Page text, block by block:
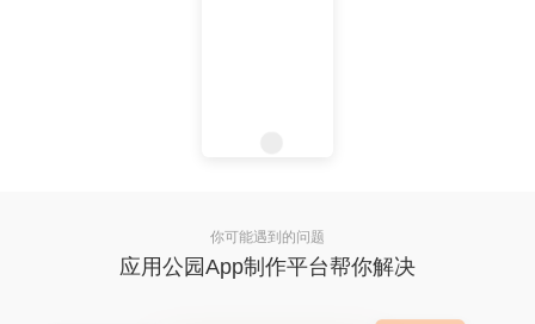
你可能遇到的问题
应用公园App制作平台帮你解决